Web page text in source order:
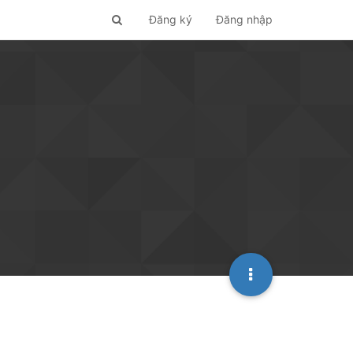
Đăng ký Đăng nhập